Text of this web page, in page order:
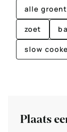
alle
zoet
slow
Plaats